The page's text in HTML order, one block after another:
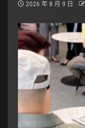
2026 年 8 月 9 日